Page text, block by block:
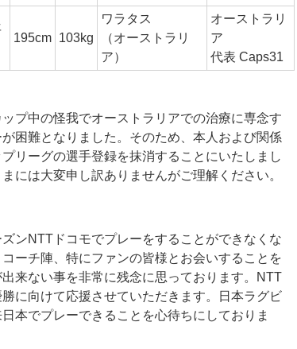
195cm 103kg
ワラタス
（オーストラリ
ア）
オーストラリ
ア
代表 Caps31
プ中の怪我でオーストラリアでの治療に専念す
困難となりました。そのため、本人および関係
リーグの選手登録を抹消することにいたしまし
には大変申し訳ありませんがご理解ください。
ンNTTドコモでプレーをすることができなくな
ーチ陣、特にファンの皆様とお会いすることを
来ない事を非常に残念に思っております。NTT
に向けて応援させていただきます。日本ラグビ
本でプレーできることを心待ちにしておりま